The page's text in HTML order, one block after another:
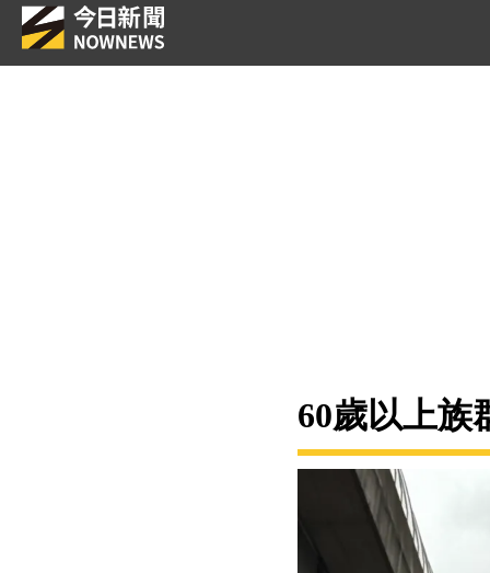
60歲以上族